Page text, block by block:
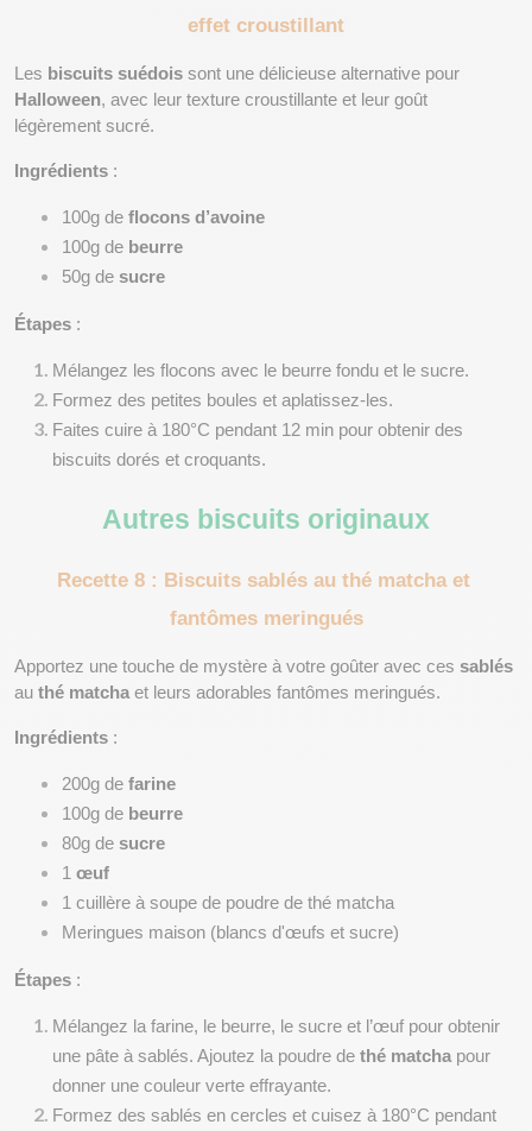
effet croustillant
Les biscuits suédois
Halloween, avec leur texture croustillante et leur goût
légèrement sucré.
Ingrédients :
100g de flocons d’avoine
100g de beurre
50g de sucre
Étapes :
Mélangez les flocons avec le beurre fondu et le sucre.
Formez des petites boules et aplatissez-les.
Faites cuire à 180°C pendant 12 min pour obtenir des
biscuits dorés et croquants.
Autres biscuits originaux
Recette 8 : Biscuits sablés au thé matcha et
fantômes meringués
Apportez une touche de mystère à votre goûter avec ces sablés
au thé matcha et leurs adorables fantômes meringués.
Ingrédients :
200g de farine
100g de beurre
80g de sucre
1 œuf
1 cuillère à soupe de poudre de thé matcha
Meringues maison (blancs d'œufs et sucre)
Étapes :
Mélangez la farine, le beurre, le sucre et l’œuf pour obtenir
une pâte à sablés. Ajoutez la poudre de thé matcha pour
donner une couleur verte effrayante.
Formez des sablés en cercles et cuisez à 180°C pendant